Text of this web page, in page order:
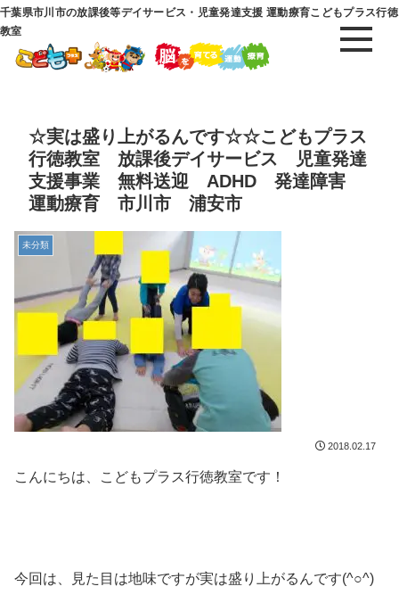
千葉県市川市の放課後等デイサービス・児童発達支援 運動療育こどもプラス行徳
教室
☆実は盛り上がるんです☆☆こどもプラス
行徳教室 放課後デイサービス 児童発達
支援事業 無料送迎 ADHD 発達障害
運動療育 市川市 浦安市
未分類
2018.02.17
こんにちは、こどもプラス行徳教室です！
今回は、見た目は地味ですが実は盛り上がるんです(^○^)